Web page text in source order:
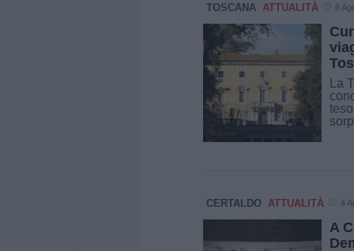
TOSCANA ATTUALITÀ 6
La
CERTALDO ATTUALITÀ 4
A